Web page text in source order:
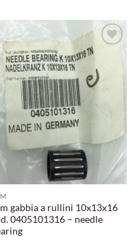
Aggiungi
dei
desideri
gabbia a rullini 10x13x16
0405101316 – needle